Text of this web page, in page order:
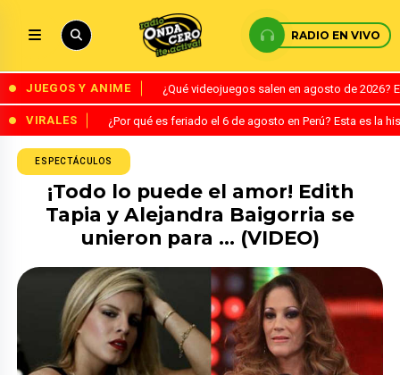
RADIO EN VIVO
JUEGOS Y ANIME ¿Qué videojuegos salen en agosto de
VIRALES ¿Por qué es feriado el 6 de agosto en Perú? Esta es la
ESPECTÁCULOS
¡Todo lo puede el amor! Edith
Tapia y Alejandra Baigorria se
unieron para … (VIDEO)